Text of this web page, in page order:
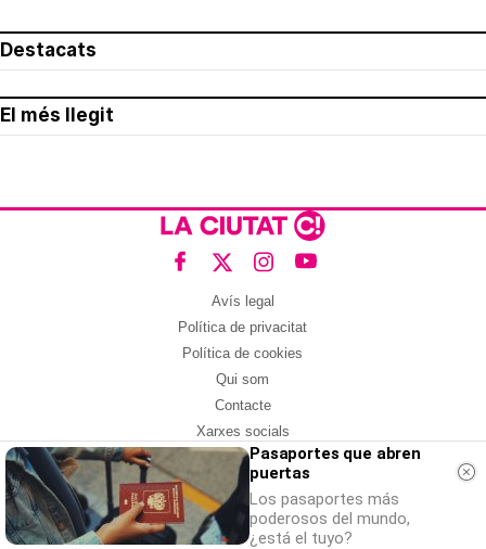
Destacats
El més llegit
Avís legal
Política de privacitat
Política de cookies
Qui som
Contacte
Xarxes socials
Amb col·laboració de:
Pasaportes que abren
puertas
Los pasaportes más
poderosos del mundo,
¿está el tuyo?